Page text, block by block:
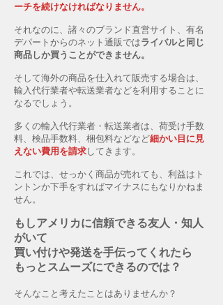
ーチを続けなければなりません。
それなのに、諸々のブランド直営サイト、有名
デパートからのネット通販ではライバルと同じ
商品しか買うことができません。
そして海外の商品を仕入れて販売する場合は、
輸入代行業者や転送業者などを利用することに
なるでしょう。
多くの輸入代行業者・転送業者は、荷受け手数
料、検品手数料、梱包料などなど細かい目に見
えない費用を請求 してきます。
これでは、せっかく商品が売れても、利益はト
ントンか下手をすればマイナスにもなりかねま
せん。
もしアメリカに信頼できる友人・知人
がいて
買い付けや発送を手伝ってくれたら
もっとスムーズにできるのでは？
そんなこと考えたことはありませんか？